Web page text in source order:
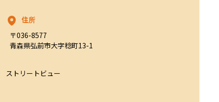
住所
〒036-8577
青森県弘前市大字稔町13-1
ストリートビュー